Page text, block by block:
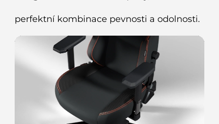
perfektní kombinace pevnosti a odolnosti.